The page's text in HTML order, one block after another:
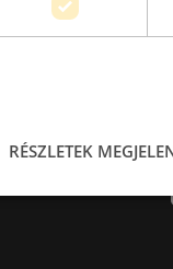
RÉSZLETEK